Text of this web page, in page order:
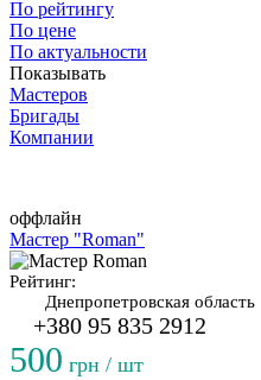
По рейтингу
По цене
По актуальности
Показывать
Мастеров
Бригады
Компании
оффлайн
Мастер "Roman"
Рейтинг:
Днепропетровская область
+380 95 835 2912
500 грн / шт